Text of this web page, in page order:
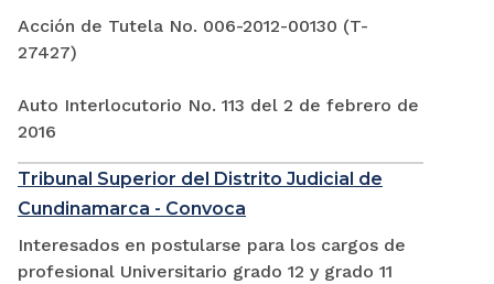
Acción de Tutela No. 006-2012-00130 (T-
27427)
Auto Interlocutorio No. 113 del 2 de febrero de
2016
Tribunal Superior del Distrito Judicial de
Cundinamarca - Convoca
Interesados en postularse para los cargos de
profesional Universitario grado 12 y grado 11